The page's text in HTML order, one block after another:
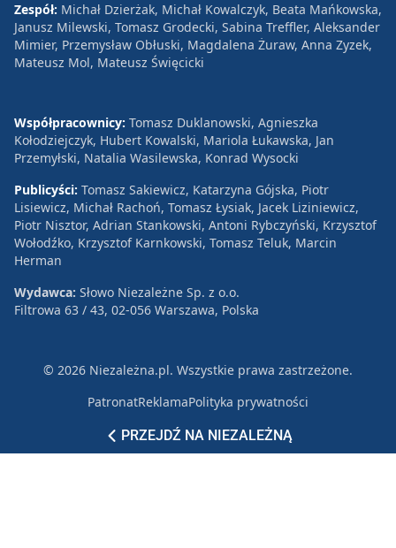
PRZEJDŹ NA NIEZALEŻNĄ
Zespół: Michał Dzierżak, Michał Kowalczyk, Beata Mańkowska,
Janusz Milewski, Tomasz Grodecki, Sabina Treffler, Aleksander
Mimier, Przemysław Obłuski, Magdalena Żuraw, Anna Zyzek,
Mateusz Mol, Mateusz Święcicki
Współpracownicy: Tomasz Duklanowski, Agnieszka
Kołodziejczyk, Hubert Kowalski, Mariola Łukawska, Jan
Przemyłski, Natalia Wasilewska, Konrad Wysocki
Publicyści: Tomasz Sakiewicz, Katarzyna Gójska, Piotr
Lisiewicz, Michał Rachoń, Tomasz Łysiak, Jacek Liziniewicz,
Piotr Nisztor, Adrian Stankowski, Antoni Rybczyński, Krzysztof
Wołodźko, Krzysztof Karnkowski, Tomasz Teluk, Marcin
Herman
Wydawca: Słowo Niezależne Sp. z o.o.
Filtrowa 63 / 43, 02-056 Warszawa, Polska
© 2026 Niezależna.pl. Wszystkie prawa zastrzeżone.
PatronatReklamaPolityka prywatności